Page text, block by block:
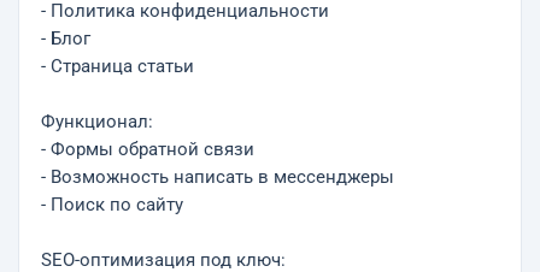
- Политика конфиденциальности
- Блог
- Страница статьи
Функционал:
- Формы обратной связи
- Возможность написать в мессенджеры
- Поиск по сайту
SEO-оптимизация под ключ: